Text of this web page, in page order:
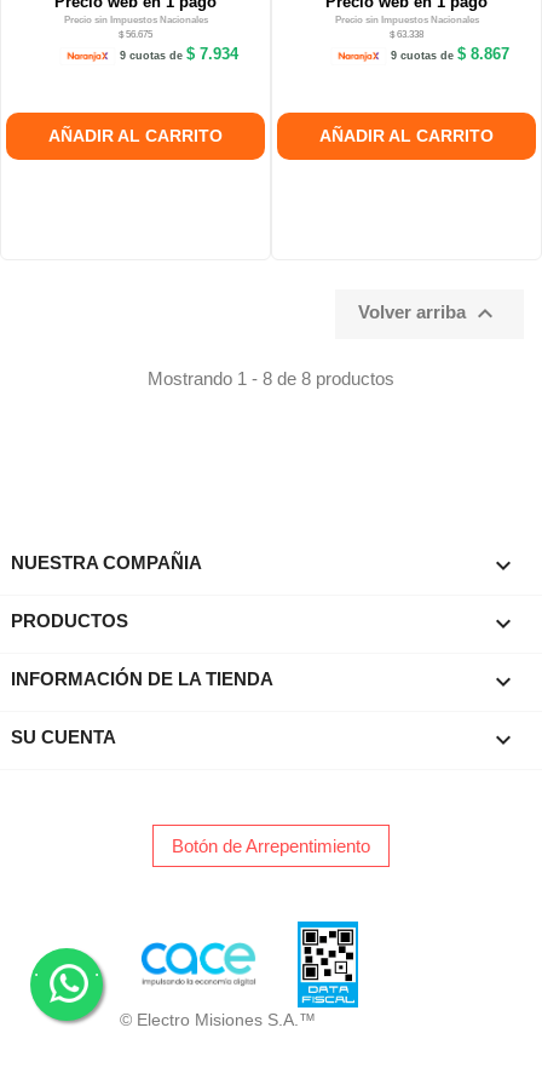
Precio sin Impuestos Nacionales
$ 56.675
9 cuotas de $ 7.934
AÑADIR AL CARRITO
Precio sin Impuestos Nacionales
$ 63.338
9 cuotas de $ 8.867
AÑADIR AL CARRITO
Volver arriba 
Mostrando 1 - 8 de 8 productos
NUESTRA COMPAÑIA 
PRODUCTOS 
INFORMACIÓN DE LA TIENDA keyboard_arrow_down
SU CUENTA 
Botón de Arrepentimiento
© Electro Misiones S.A.™
. .